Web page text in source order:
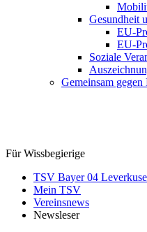
Gesundheit
EU-
EU-
Soziale
Gemeinsam
Für Wissbegierige
TSV Bayer 04
Mein TSV
Vereinsnews
Newsleser